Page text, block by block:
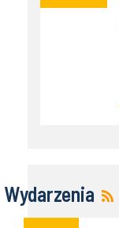
Wydarzenia